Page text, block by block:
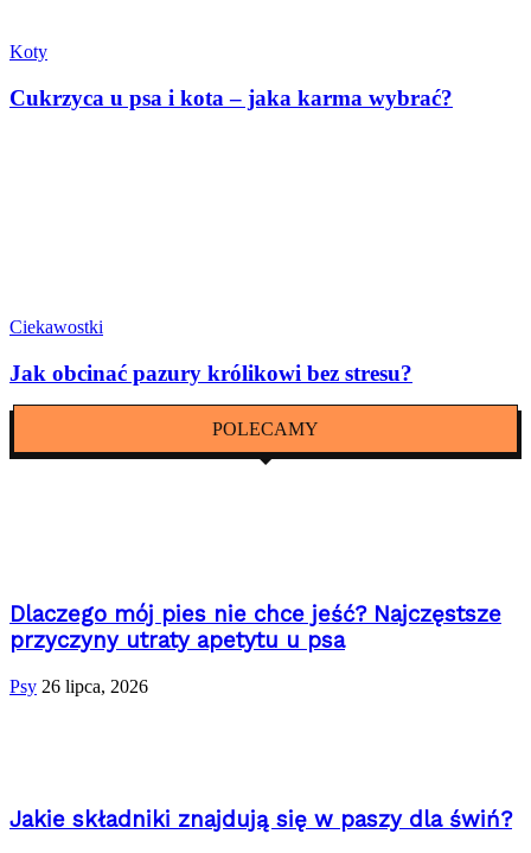
Koty
Cukrzyca u psa i kota – jaka karma wybrać?
Ciekawostki
Jak obcinać pazury królikowi bez stresu?
POLECAMY
Dlaczego mój pies nie chce jeść? Najczęstsze
przyczyny utraty apetytu u psa
Psy 26 lipca, 2026
Jakie składniki znajdują się w paszy dla świń?